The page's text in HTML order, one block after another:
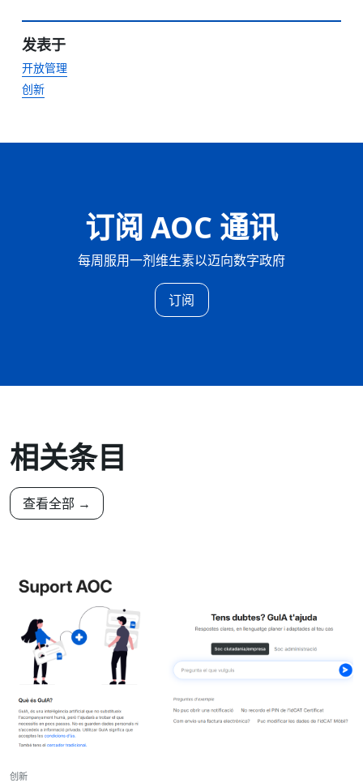
发表于
开放管理
创新
订阅 AOC 通讯
每周服用一剂维生素以迈向数字政府
订阅
相关条目
查看全部 →
创新